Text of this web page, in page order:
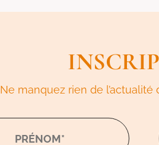
Ne manquez rien de